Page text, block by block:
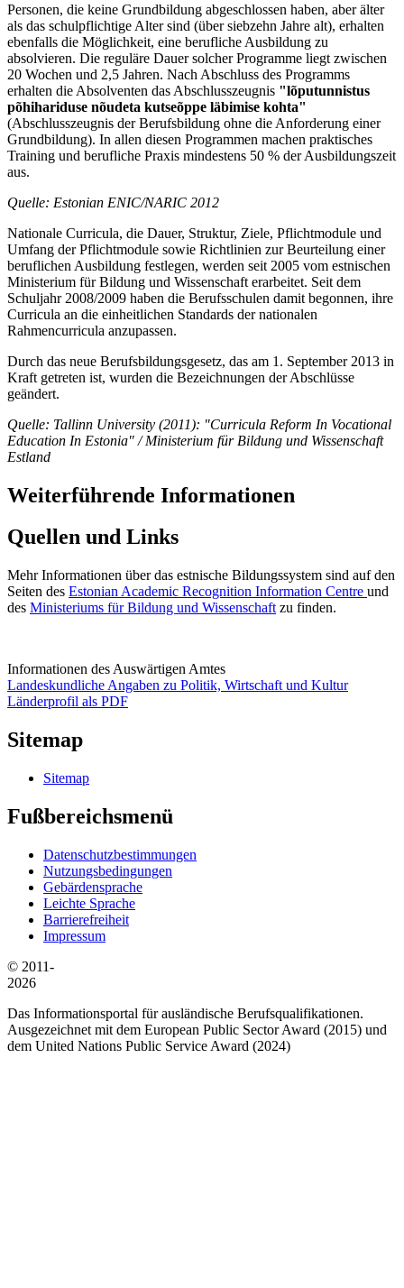
Personen, die keine Grundbildung abgeschlossen haben, aber älter
als das schulpflichtige Alter sind (über siebzehn Jahre alt), erhalten
ebenfalls die Möglichkeit, eine berufliche Ausbildung zu
absolvieren. Die reguläre Dauer solcher Programme liegt zwischen
20 Wochen und 2,5 Jahren. Nach Abschluss des Programms
erhalten die Absolventen das Abschlusszeugnis "lõputunnistus
põhihariduse nõudeta kutseõppe läbimise kohta"
(Abschlusszeugnis der Berufsbildung ohne die Anforderung einer
Grundbildung). In allen diesen Programmen machen praktisches
Training und berufliche Praxis mindestens 50 % der Ausbildungszeit
aus.
Quelle: Estonian ENIC/NARIC 2012
Nationale Curricula, die Dauer, Struktur, Ziele, Pflichtmodule und
Umfang der Pflichtmodule sowie Richtlinien zur Beurteilung einer
beruflichen Ausbildung festlegen, werden seit 2005 vom estnischen
Ministerium für Bildung und Wissenschaft erarbeitet. Seit dem
Schuljahr 2008/2009 haben die Berufsschulen damit begonnen, ihre
Curricula an die einheitlichen Standards der nationalen
Rahmencurricula anzupassen.
Durch das neue Berufsbildungsgesetz, das am 1. September 2013 in
Kraft getreten ist, wurden die Bezeichnungen der Abschlüsse
geändert.
Quelle: Tallinn University (2011): "Curricula Reform In Vocational
Education In Estonia" / Ministerium für Bildung und Wissenschaft
Estland
Weiterführende Informationen
Quellen und Links
Mehr Informationen über das estnische Bildungssystem sind auf den
Seiten des Estonian Academic Recognition Information Centre und
des Ministeriums für Bildung und Wissenschaft zu finden.
Informationen des Auswärtigen Amtes
Landeskundliche Angaben zu Politik, Wirtschaft und Kultur
Länderprofil als PDF
Sitemap
Sitemap
Fußbereichsmenü
Datenschutzbestimmungen
Nutzungsbedingungen
Gebärdensprache
Leichte Sprache
Barrierefreiheit
Impressum
© 2011-
2026
Das Informationsportal für ausländische Berufsqualifikationen.
Ausgezeichnet mit dem European Public Sector Award (2015) und
dem United Nations Public Service Award (2024)